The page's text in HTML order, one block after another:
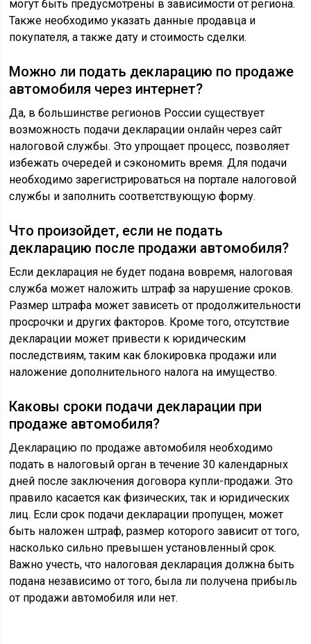
могут быть предусмотрены в зависимости от региона.
Также необходимо указать данные продавца и
покупателя, а также дату и стоимость сделки.
Можно ли подать декларацию по продаже
автомобиля через интернет?
Да, в большинстве регионов России существует
возможность подачи декларации онлайн через сайт
налоговой службы. Это упрощает процесс, позволяет
избежать очередей и сэкономить время. Для подачи
необходимо зарегистрироваться на портале налоговой
службы и заполнить соответствующую форму.
Что произойдет, если не подать
декларацию после продажи автомобиля?
Если декларация не будет подана вовремя, налоговая
служба может наложить штраф за нарушение сроков.
Размер штрафа может зависеть от продолжительности
просрочки и других факторов. Кроме того, отсутствие
декларации может привести к юридическим
последствиям, таким как блокировка продажи или
наложение дополнительного налога на имущество.
Каковы сроки подачи декларации при
продаже автомобиля?
Декларацию по продаже автомобиля необходимо
подать в налоговый орган в течение 30 календарных
дней после заключения договора купли-продажи. Это
правило касается как физических, так и юридических
лиц. Если срок подачи декларации пропущен, может
быть наложен штраф, размер которого зависит от того,
насколько сильно превышен установленный срок.
Важно учесть, что налоговая декларация должна быть
подана независимо от того, была ли получена прибыль
от продажи автомобиля или нет.